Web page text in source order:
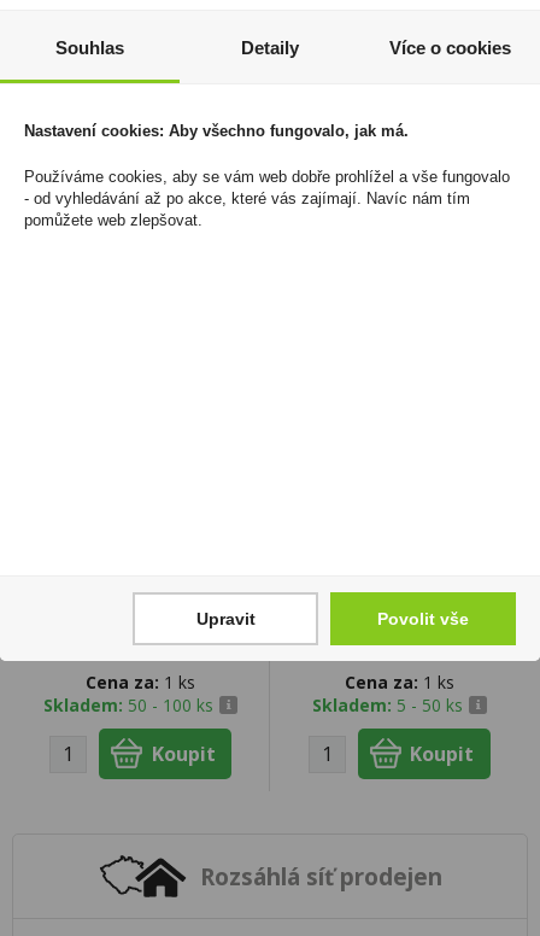
Pod Oxva Slimstick
20mg/ml
200 Kč
Skladem:5 - 50 ks
Dárková kazeta 3x0,05l
Cena za:
149 Kč
Cena za: 1 ks
Skladem: 50 - 100 ks
Colors 50g
139 Kč
Cena za: 1 ks
Skladem: 5 - 50 ks
Rozsáhlá síť prodejen
Souhlas Detaily Více o cookies
Nastavení cookies: Aby všechno fungovalo, jak má.
Používáme cookies, aby se vám web dobře prohlížel a vše fungovalo
- od vyhledávání až po akce, které vás zajímají. Navíc nám tím
pomůžete web zlepšovat.
Upravit Povolit vše